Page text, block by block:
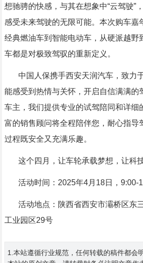
想驰骋的快感，与其在想象中“云驾驶”
感受未来驾驶的无限可能。本次购车嘉
经典燃油车到智能电动车，从硬派越野
车都是对极致驾驭的重新定义。
中国人保携手西安天润汽车，致力
能感受到热情与关怀，开启自信满满的
车主，我们提供专业的试驾陪同和详细
富的销售顾问将全程陪伴您，耐心指导
过程既安全又充满乐趣。
这个四月，让车轮承载梦想，让科技
活动时间：2025年4月18日，9:00-
活动地点：陕西省西安市灞桥区东
工业园区29号
1.本站遵循行业规范，任何转载的稿件都会